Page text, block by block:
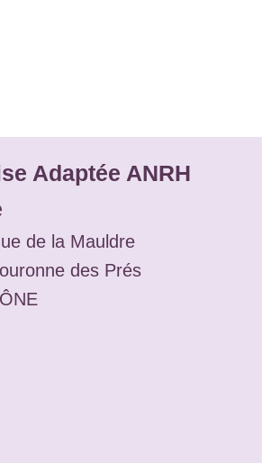
Adaptée ANRH
de la Mauldre
des Prés